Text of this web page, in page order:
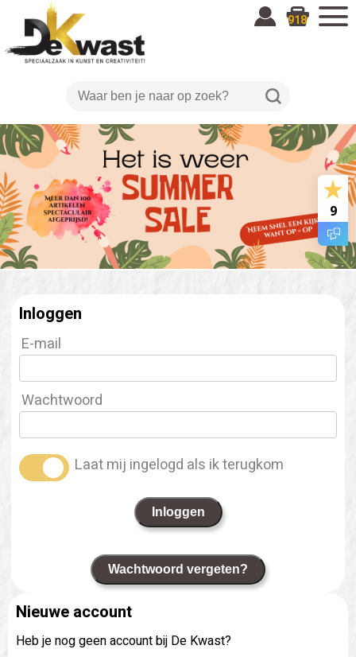
918
9
Inloggen
E-mail
Wachtwoord
Laat mij ingelogd als ik terugkom
Inloggen
Wachtwoord vergeten?
Nieuwe account
Heb je nog geen account bij De Kwast?